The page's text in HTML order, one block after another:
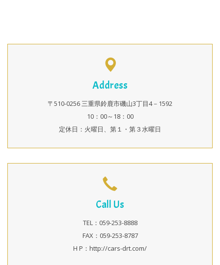
Address
〒510-0256 三重県鈴鹿市磯山3丁目4－1592
10：00～18：00
定休日：火曜日、第１・第３水曜日
Call Us
TEL：059-253-8888
FAX：059-253-8787
H P：http://cars-drt.com/